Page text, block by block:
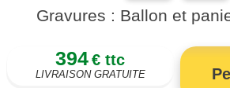
Gravures : Ballon et
394€ ttc
LIVRAISON GRATUITE